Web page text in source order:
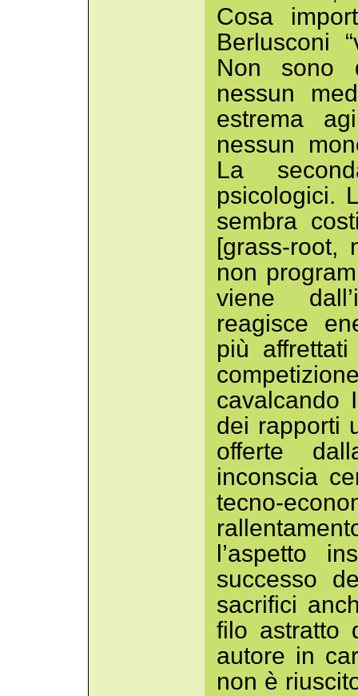
Cosa
Berlusconi
Non sono
nessun
estrema
nessun
La
psicologici.
sembra
[grass-root,
non
viene
reagisce
più
cavalcando
dei rapporti
offerte
inconscia
tecno-
l’aspetto
successo
sacrifici
filo astratto
autore in
non è